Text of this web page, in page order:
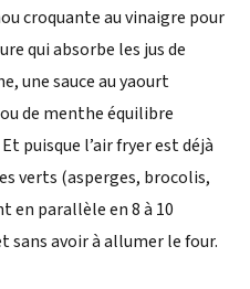
croquante au vinaigre pour
qui absorbe les jus de
une sauce au yaourt
de menthe équilibre
puisque l’air fryer est déjà
verts (asperges, brocolis,
en parallèle en 8 à 10
sans avoir à allumer le four.